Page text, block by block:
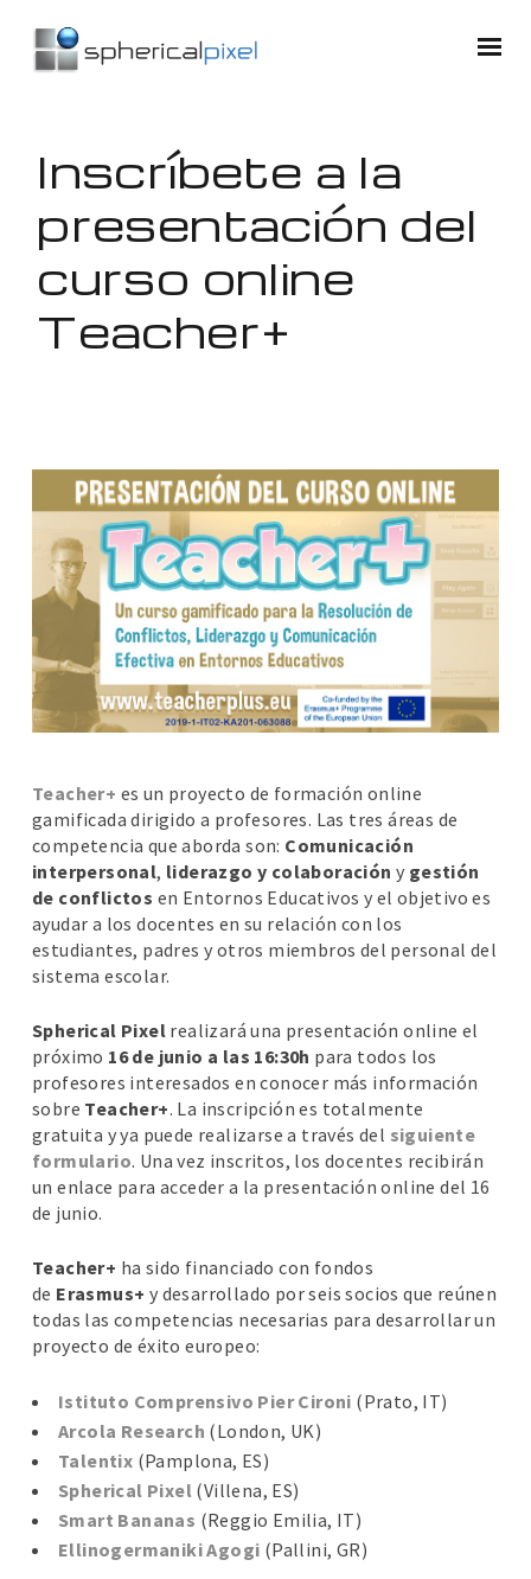
Inscríbete a la
presentación del
curso online
Teacher+
Teacher+ es un proyecto de formación online
gamificada dirigido a profesores. Las tres áreas de
competencia que aborda son: Comunicación
interpersonal, liderazgo y colaboración y gestión
de conflictos en Entornos Educativos y el objetivo es
ayudar a los docentes en su relación con los
estudiantes, padres y otros miembros del personal del
sistema escolar.
Spherical Pixelrealizará una presentación online el
próximo 16 de junio a las 16:30h para todos los
profesores interesados en conocer más información
sobre Teacher+. La inscripción es totalmente
gratuita y ya puede realizarse a través del siguiente
formulario. Una vez inscritos, los docentes recibirán
un enlace para acceder a la presentación online del 16
de junio.
Teacher+ ha sido financiado con fondos
de Erasmus+ y desarrollado por seis socios que reúnen
todas las competencias necesarias para desarrollar un
proyecto de éxito europeo:
Istituto Comprensivo Pier Cironi (Prato, IT)
Arcola Research (London, UK)
Talentix (Pamplona, ES)
Spherical Pixel(Villena, ES)
Smart Bananas (Reggio Emilia, IT)
Ellinogermaniki Agogi (Pallini, GR)